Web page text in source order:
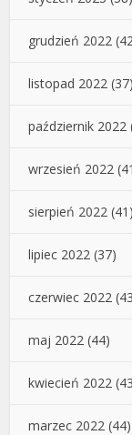
grudzień 2022
listopad 2022 (37)
październik 2022
wrzesień 2022
sierpień 2022 (41)
lipiec 2022 (37)
czerwiec 2022
maj 2022 (44)
kwiecień 2022
marzec 2022 (44)